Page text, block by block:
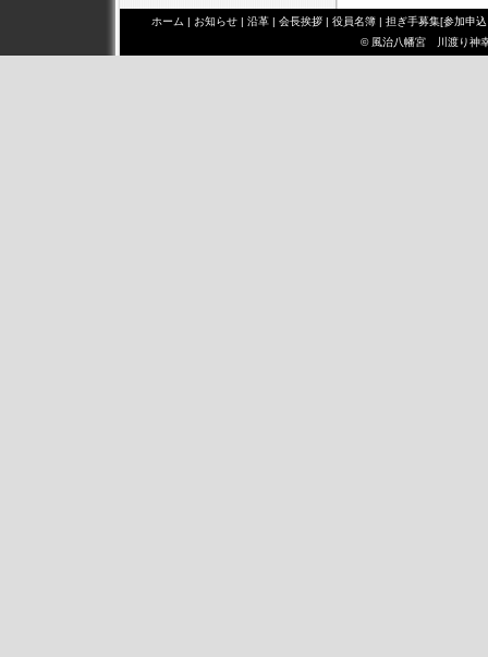
ホーム | お知らせ | 沿革 | 会長挨拶 | 役員名簿 | 担ぎ手募集[参加申
© 風治八幡宮 川渡り神